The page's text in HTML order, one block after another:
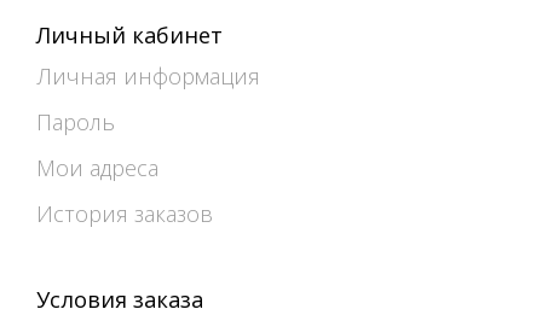
Личный кабинет
Личная информация
Пароль
Мои адреса
История заказов
Условия заказа